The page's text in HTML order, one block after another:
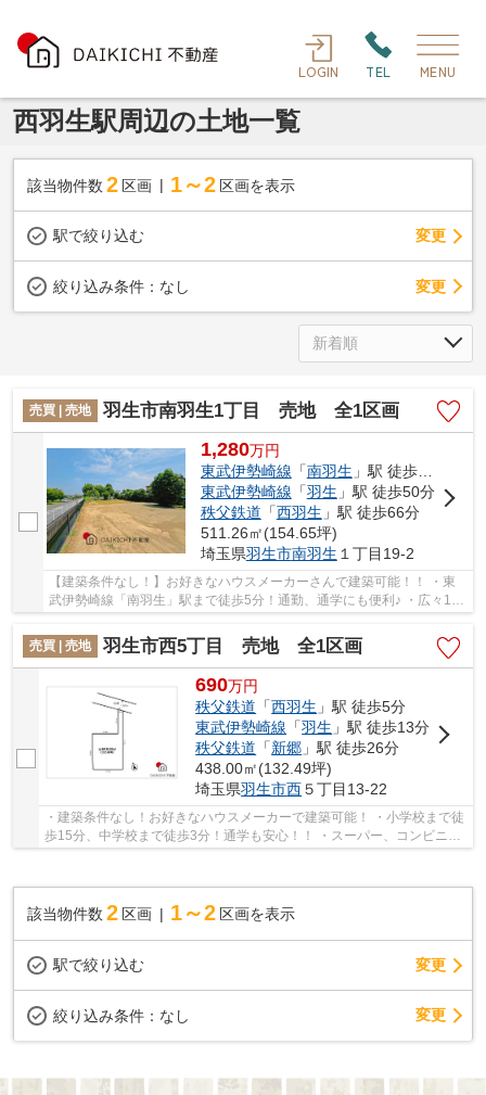
LOGIN TEL MENU
西羽生駅周辺の土地一覧
該当物件数 2 区画 1～2 区画を表示
駅で絞り込む 変更
絞り込み条件： なし 変更
売買 | 売地 羽生市南羽生1丁目 売地 全1区画
1,280万円
東武伊勢崎線 「南羽生 」駅 徒歩5分
東武伊勢崎線 「羽生 」駅 徒歩50分
秩父鉄道 「西羽生 」駅 徒歩66分
511.26㎡(154.65坪)
埼玉県羽生市南羽生 １丁目19-2
【建築条件なし！】お好きなハウスメーカーさんで建築可能！！ ・東
武伊勢崎線「南羽生」駅まで徒歩5分！通勤、通学にも便利♪ ・広々150
坪超の土地♪
売買 | 売地
羽生市西5丁目 売地 全1区画
690万円
秩父鉄道 「西羽生 」駅 徒歩5分
東武伊勢崎線 「羽生 」駅 徒歩13分
秩父鉄道 「新郷 」駅 徒歩26分
438.00㎡(132.49坪)
埼玉県羽生市西５丁目13-22
・建築条件なし！お好きなハウスメーカーで建築可能！ ・小学校まで徒
歩15分、中学校まで徒歩3分！通学も安心！！ ・スーパー、コンビニ徒
該当物件数 2 区画 1～2 区画を表示
駅で絞り込む 変更
絞り込み条件： なし 変更